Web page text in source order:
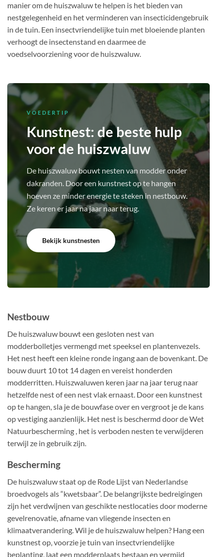
manier om de huiszwaluw te helpen is het bieden van
nestgelegenheid en het verminderen van insecticidengebruik
in de tuin. Een insectvriendelijke tuin met bloeiende planten
verhoogt de insectenstand en daarmee de
voedselvoorziening voor de huiszwaluw.
VOEDERTIP
Kunstnest: de beste hulp
voor de huiszwaluw
De huiszwaluw bouwt nesten van modder onder
dakranden. Door een kunstnest op te hangen
hoeven ze minder energie te steken in nestbouw.
Ze keren er jaar na jaar naar terug.
Bekijk kunstnesten
Nestbouw
De huiszwaluw bouwt een gesloten nest van
modderbolletjes vermengd met speeksel en plantenvezels.
Het nest heeft een kleine ronde ingang aan de bovenkant. De
bouw duurt 10 tot 14 dagen en vereist honderden
modderritten. Huiszwaluwen keren jaar na jaar terug naar
hetzelfde nest of een nest vlak ernaast. Door een kunstnest
op te hangen, sla je de bouwfase over en vergroot je de kans
op vestiging aanzienlijk. Het nest is beschermd door de Wet
Natuurbescherming , het is verboden nesten te verwijderen
terwijl ze in gebruik zijn.
Bescherming
De huiszwaluw staat op de Rode Lijst van Nederlandse
broedvogels als “kwetsbaar”. De belangrijkste bedreigingen
zijn het verdwijnen van geschikte nestlocaties door moderne
gevelrenovatie, afname van vliegende insecten en
klimaatverandering. Wil je de huiszwaluw helpen? Hang een
kunstnest op, voorzie je tuin van insectvriendelijke
beplanting, laat een modderplaats bestaan en vermijd